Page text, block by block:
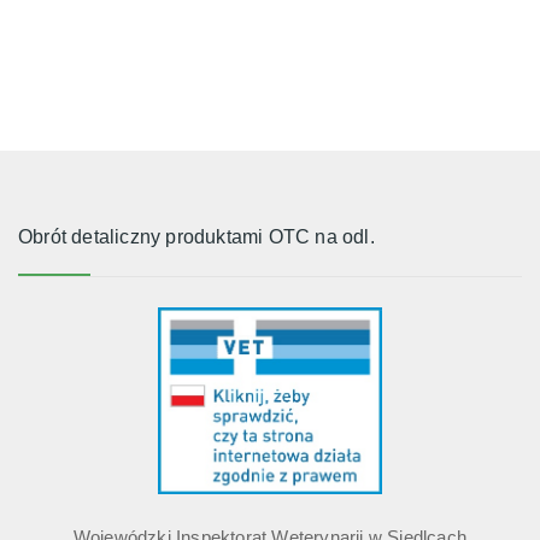
Obrót detaliczny produktami OTC na odl.